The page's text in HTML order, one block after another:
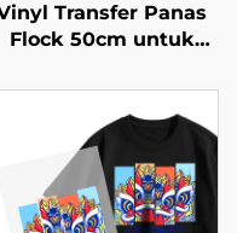
Transfer Panas
Flock 50cm untuk